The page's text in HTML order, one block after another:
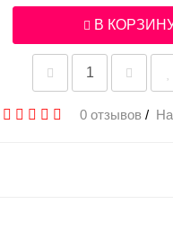
В
0 отзывов /